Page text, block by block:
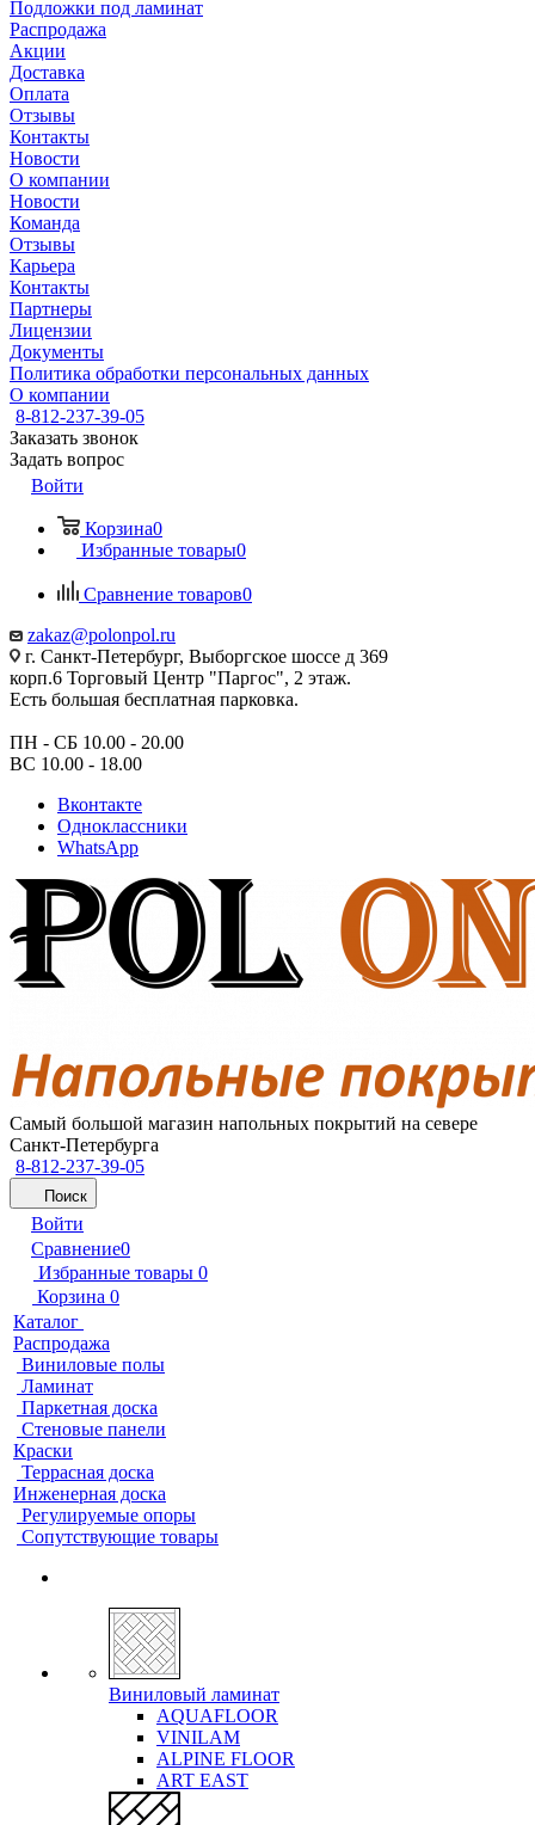
Подложки под ламинат
Распродажа
Акции
Доставка
Оплата
Отзывы
Контакты
Новости
О компании
Новости
Команда
Отзывы
Карьера
Контакты
Партнеры
Лицензии
Документы
Политика обработки персональных данных
О компании
8-812-237-39-05
Заказать звонок
Задать вопрос
Войти
Корзина0
Избранные товары0
Сравнение товаров0
zakaz@polonpol.ru
г. Санкт-Петербург, Выборгское шоссе д 369
корп.6 Торговый Центр "Паргос", 2 этаж.
Есть большая бесплатная парковка.
ПН - СБ 10.00 - 20.00
ВС 10.00 - 18.00
Вконтакте
Одноклассники
WhatsApp
Самый большой магазин напольных покрытий на севере
Санкт-Петербурга
8-812-237-39-05
Поиск
Войти
Сравнение0
Избранные товары 0
Корзина 0
Каталог
Распродажа
Виниловые полы
Ламинат
Паркетная доска
Стеновые панели
Краски
Террасная доска
Инженерная доска
Регулируемые опоры
Сопутствующие товары
Виниловый ламинат
AQUAFLOOR
VINILAM
ALPINE FLOOR
ART EAST